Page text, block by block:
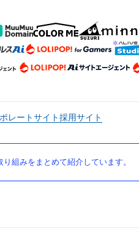
レートサイト採用サイト
組みをまとめて紹介しています。